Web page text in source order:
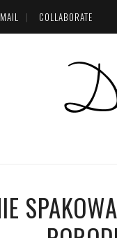
COLLABORATE